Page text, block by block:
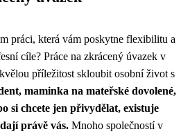
práci, která vám poskytne flexibilitu a
cíle? Práce na zkrácený úvazek v
příležitost skloubit osobní život s
maminka na mateřské dovolené,
si chcete jen přivydělat, existuje
právě vás. Mnoho společností v